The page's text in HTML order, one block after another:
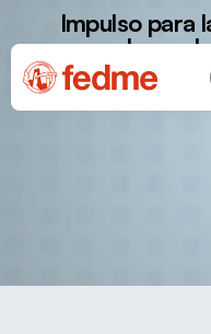
Impulso para
senderos